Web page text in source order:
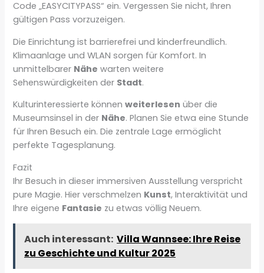
Code „EASYCITYPASS“ ein. Vergessen Sie nicht, Ihren
gültigen Pass vorzuzeigen.
Die Einrichtung ist barrierefrei und kinderfreundlich.
Klimaanlage und WLAN sorgen für Komfort. In
unmittelbarer Nähe warten weitere
Sehenswürdigkeiten der Stadt.
Kulturinteressierte könnenweiterlesen über die
Museumsinsel in der Nähe. Planen Sie etwa eine Stunde
für Ihren Besuch ein. Die zentrale Lage ermöglicht
perfekte Tagesplanung.
Fazit
Ihr Besuch in dieser immersiven Ausstellung verspricht
pure Magie. Hier verschmelzen Kunst, Interaktivität und
Ihre eigene Fantasie zu etwas völlig Neuem.
Auch interessant: Villa Wannsee: Ihre Reise
zu Geschichte und Kultur 2025